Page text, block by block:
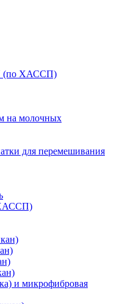
(по ХАССП)
на молочных
для перемешивания
ХАССП)
и микрофибровая